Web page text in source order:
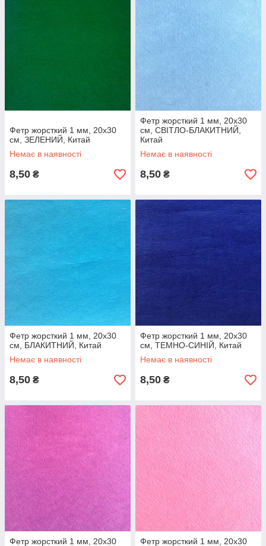
Фетр жорсткий 1 мм, 20x30
см, ЗЕЛЕНИЙ, Китай
Немає в наявності
8,50 ₴
Фетр жорсткий 1 мм, 20x30
см, СВІТЛО-БЛАКИТНИЙ,
Китай
Немає в наявності
8,50 ₴
Фетр жорсткий 1 мм, 20x30
см, БЛАКИТНИЙ, Китай
Немає в наявності
8,50 ₴
Фетр жорсткий 1 мм, 20x30
см, ТЕМНО-СИНІЙ, Китай
Немає в наявності
8,50 ₴
Фетр жорсткий 1 мм, 20x30
Фетр жорсткий 1 мм, 20x30